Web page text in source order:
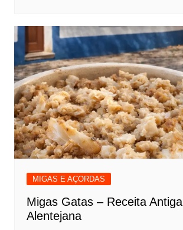
MIGAS E AÇORDAS
Migas Gatas – Receita Antiga
Alentejana